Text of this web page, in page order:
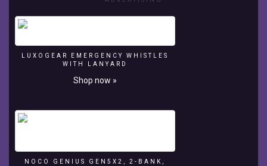
du
domaine,
pourrez
de
toute
LUXOGEAR EMERGENCY WHISTLES
WITH LANYARD
Shop now »
NOCO GENIUS GEN5X2, 2-BANK,